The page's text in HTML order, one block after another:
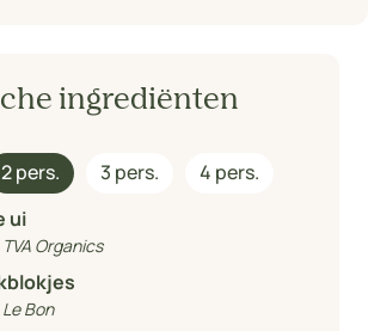
ingrediënten
2 pers. 3 pers.
4 pers.
ui
TVA Organics
Le Bon